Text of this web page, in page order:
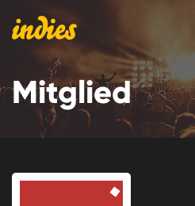
Mitglied